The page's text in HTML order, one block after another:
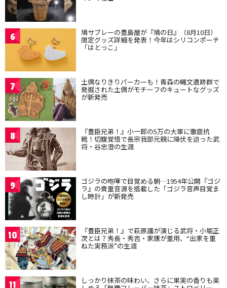
6 鳩サブレーの豊島屋が『鳩の日』（8月10日）
限定グッズ詳細を発表！今年はシリコンポーチ
「はとっこ」
7 土偶なりきりパーカーも！青森の縄文遺跡群で
発掘された土偶がモチーフのキュートなグッズ
が新発売
8 『豊臣兄弟！』小一郎の5万の大軍に徹底抗
戦！切腹覚悟で長宗我部元親に降伏を迫った武
将・谷忠澄の生涯
9 ゴジラの咆哮で目覚める朝…1954年公開『ゴジ
ラ』の貴重音源を搭載した「ゴジラ音声目覚ま
し時計」が新発売
10 『豊臣兄弟！』で萩原護が演じる武将・小堀正
次とは？秀長・秀吉・家康が重用、“出家を重
ねた実務派”の生涯
11 しっかり抹茶の味わい、さらに果実の香りも楽